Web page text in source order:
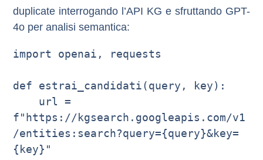
duplicate interrogando l’API KG e sfruttando GPT-
4o per analisi semantica:
import openai, requests
def estrai_candidati(query, key):
f"https://kgsearch.googleapis.com/v1
/entities:search?query={query}&key=
{key}"